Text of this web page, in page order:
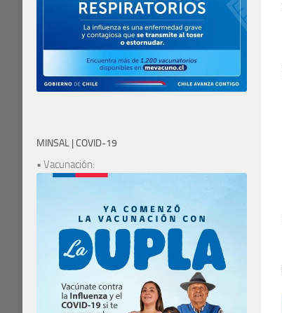
MINSAL | COVID-19
• Vacunación: